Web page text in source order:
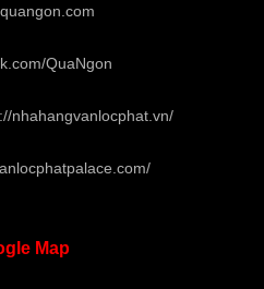
QuaNgon
nhahangvanlocphat.vn/
Map